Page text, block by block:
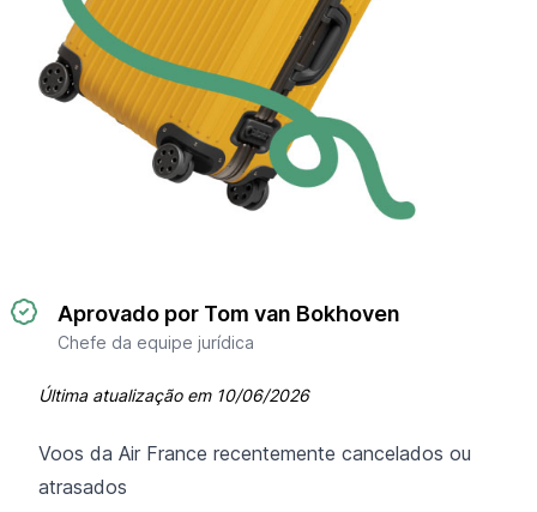
Aprovado por Tom van Bokhoven
Chefe da equipe jurídica
Última atualização em 10/06/2026
Voos da Air France recentemente cancelados ou
atrasados